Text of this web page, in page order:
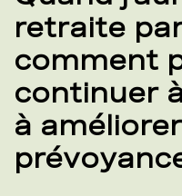
retraite
comment
continuer
à